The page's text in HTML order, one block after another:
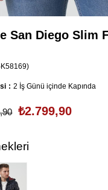
San Diego Slim
: 2 İş Günü içinde Kapında
₺2.799,90